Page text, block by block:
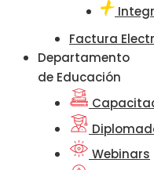
Factura
Departamento
de Educación
Webinars